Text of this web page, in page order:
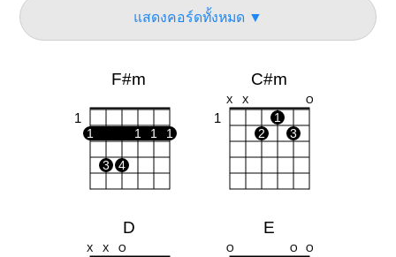
แสดงคอร์ดทั้งหมด ▼
F#m
1
1 1 1 1
3 4
C#m
X X O
1
1
2
3
D
X X O
E
O O O